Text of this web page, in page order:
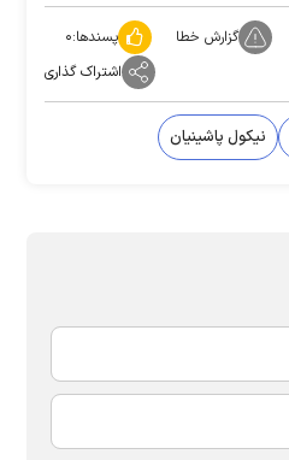
گزارش خطا پسندها:۰
اشتراک گذاری
نیکول پاشینیان